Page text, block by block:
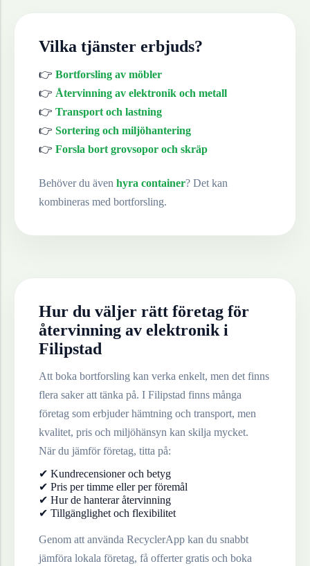
Vilka tjänster erbjuds?
👉 Bortforsling av möbler
👉 Återvinning av elektronik och metall
👉 Transport och lastning
👉 Sortering och miljöhantering
👉 Forsla bort grovsopor och skräp
Behöver du även hyra container? Det kan
kombineras med bortforsling.
Hur du väljer rätt företag för
återvinning av elektroniki
Filipstad
Att boka bortforsling kan verka enkelt, men det finns
flera saker att tänka på. I Filipstad finns många
företag som erbjuder hämtning och transport, men
kvalitet, pris och miljöhänsyn kan skilja mycket.
När du jämför företag, titta på:
✔ Kundrecensioner och betyg
✔ Pris per timme eller per föremål
✔ Hur de hanterar återvinning
✔ Tillgänglighet och flexibilitet
Genom att använda RecyclerApp kan du snabbt
jämföra lokala företag, få offerter gratis och boka